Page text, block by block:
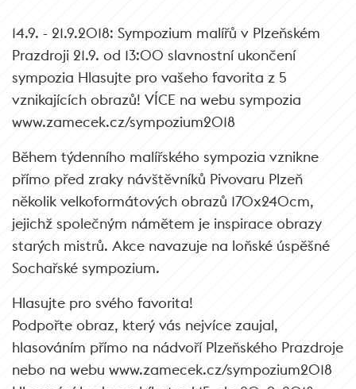
14.9. - 21.9.2018: Sympozium malířů v Plzeňském
Prazdroji 21.9. od 13:00 slavnostní ukončení
sympozia Hlasujte pro vašeho favorita z 5
vznikajících obrazů! VÍCE na webu sympozia
www.zamecek.cz/sympozium2018
Během týdenního malířského sympozia vznikne
přímo před zraky návštěvníků Pivovaru Plzeň
několik velkoformátových obrazů 170x240cm,
jejichž společným námětem je inspirace obrazy
starých mistrů. Akce navazuje na loňské úspěšné
Sochařské sympozium.
Hlasujte pro svého favorita!
Podpořte obraz, který vás nejvíce zaujal,
hlasováním přímo na nádvoří Plzeňského Prazdroje
nebo na webu www.zamecek.cz/sympozium2018